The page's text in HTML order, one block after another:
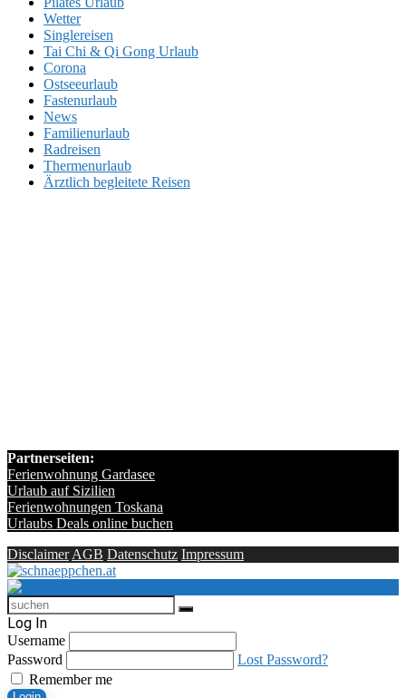
Wetter
Singlereisen
Tai Chi & Qi Gong Urlaub
Corona
Ostseeurlaub
Fastenurlaub
News
Familienurlaub
Radreisen
Thermenurlaub
Ärztlich begleitete Reisen
Partnerseiten:
Ferienwohnung Gardasee
Urlaub auf Sizilien
Ferienwohnungen Toskana
Urlaubs Deals online buchen
Disclaimer AGB Datenschutz Impressum
Log In
Username
Password
Lost Password?
Remember me